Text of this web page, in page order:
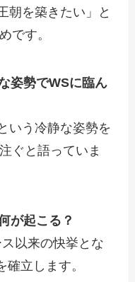
朝を築きたい」と
です。
姿勢でWSに臨ん
いう冷静な姿勢を
ぐと語っていま
が起こる？
以来の快挙とな
確立します。